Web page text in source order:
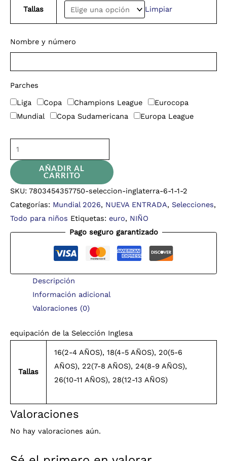
Tallas Limpiar
Nombre y número
Parches
Liga
Copa Champions League
Eurocopa
Mundial
Copa Sudamericana Europa League
AÑADIR AL
CARRITO
SKU: 7803454357750-seleccion-inglaterra-6-1-1-2
Categorías: Mundial 2026, NUEVA ENTRADA, Selecciones,
Todo para niños Etiquetas: euro, NIÑO
Pago seguro garantizado
Descripción
Información adicional
Valoraciones (0)
equipación de la Selección Inglesa
Tallas
16(2-4 AÑOS), 18(4-5 AÑOS), 20(5-6
AÑOS), 22(7-8 AÑOS), 24(8-9 AÑOS),
26(10-11 AÑOS), 28(12-13 AÑOS)
Valoraciones
No hay valoraciones aún.